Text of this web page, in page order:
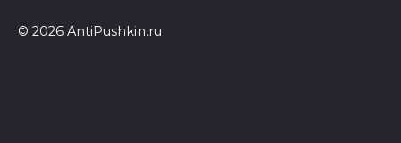
© 2026 AntiPushkin.ru